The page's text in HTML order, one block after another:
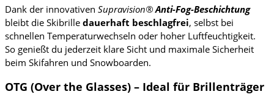
Dank der innovativen Supravision®Anti-Fog-Beschichtung
bleibt die Skibrille dauerhaft beschlagfrei, selbst bei
schnellen Temperaturwechseln oder hoher Luftfeuchtigkeit.
So genießt du jederzeit klare Sicht und maximale Sicherheit
beim Skifahren und Snowboarden.
OTG (Over the Glasses) – Ideal für Brillenträger